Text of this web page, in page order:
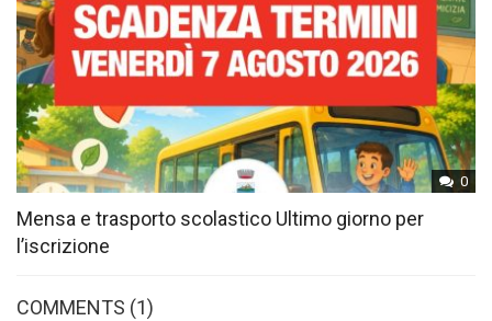
0
Mensa e trasporto scolastico Ultimo giorno per
l’iscrizione
COMMENTS (1)